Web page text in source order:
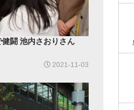
共闘未来に生きる／12区で健闘 池内さおりさん
2021-11-03